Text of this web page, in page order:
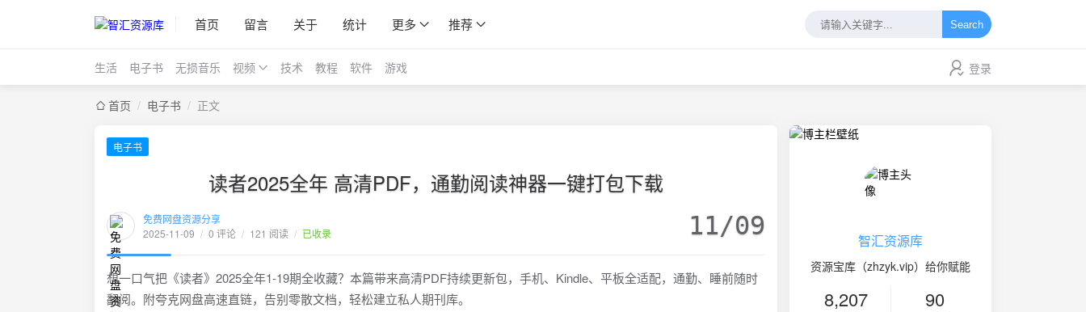
首页 留言 关于 统计 更多 推荐 Search
生活 电子书 无损音乐 视频 技术 教程 软件 游戏 登录
首页 / 电子书 / 正文
电子书
读者2025全年 高清PDF，通勤阅读神器一键打包下载
免费网盘资源分享
2025-11-09 / 0 评论 / 121 阅读 / 已收录 11/09
想一口气把《读者》2025全年1-19期全收藏？本篇带来高清PDF持续更新包，手机、Kindle、平板全适配，通勤、睡前随时
翻阅。附夸克网盘高速直链，告别零散文档，轻松建立私人期刊库。
智汇资源库
资源宝库（zhzyk.vip）给你赋能
8,207 90